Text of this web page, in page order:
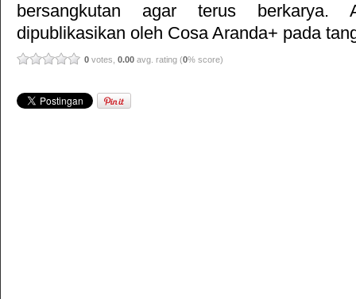
bersangkutan agar terus berkarya.
dipublikasikan oleh Cosa Aranda+ pada
0 votes, 0.00 avg. rating (0% score)